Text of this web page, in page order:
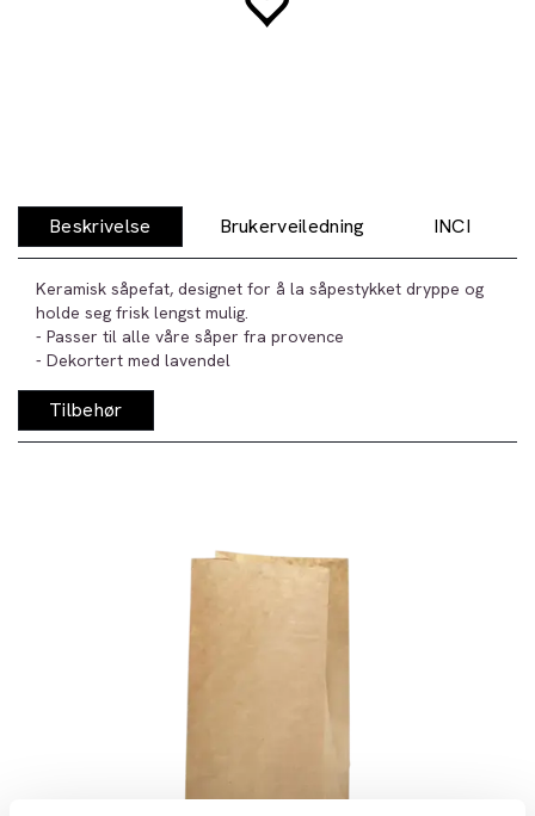
Beskrivelse Brukerveiledning INCI
Keramisk såpefat, designet for å la såpestykket dryppe og
holde seg frisk lengst mulig.
- Passer til alle våre såper fra provence
- Dekortert med lavendel
Tilbehør